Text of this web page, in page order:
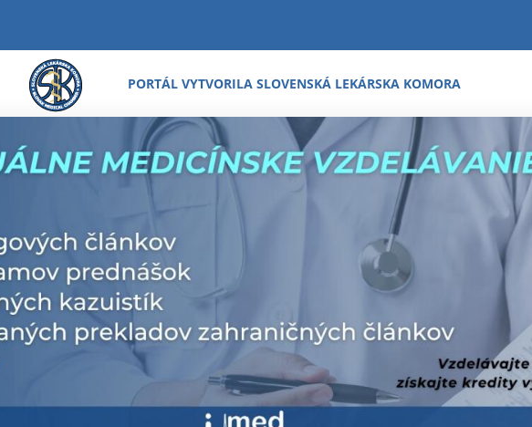
PORTÁL VYTVORILA SLOVENSKÁ LEKÁRSKA KOMORA